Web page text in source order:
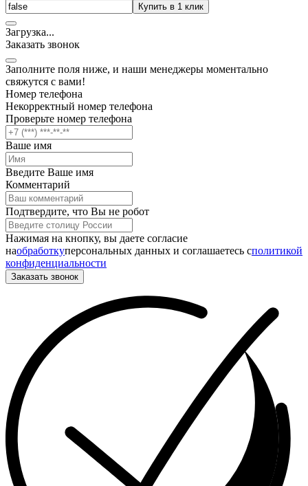
Купить в 1 клик
Загрузка...
Заказать звонок
Заполните поля ниже, и наши менеджеры моментально
свяжутся с вами!
Номер телефона
Некорректный номер телефона
Проверьте номер телефона
Ваше имя
Введите Ваше имя
Комментарий
Подтвердите, что Вы не робот
Нажимая на кнопку, вы даете согласие
наобработкуперсональных данных и соглашаетесь cполитикой
конфиденциальности
Заказать звонок